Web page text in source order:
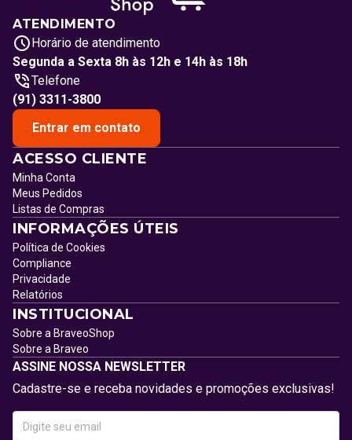
ATENDIMENTO
Horário de atendimento
Segunda a Sexta 8h às 12h e 14h às 18h
Telefone
(91) 3311-3800
Entrar em contato
ACESSO CLIENTE
Minha Conta
Meus Pedidos
Listas de Compras
INFORMAÇÕES ÚTEIS
Política de Cookies
Compliance
Privacidade
Relatórios
INSTITUCIONAL
Sobre a BraveoShop
Sobre a Braveo
ASSINE NOSSA NEWSLETTER
Cadastre-se e receba novidades e promoções exclusivas!